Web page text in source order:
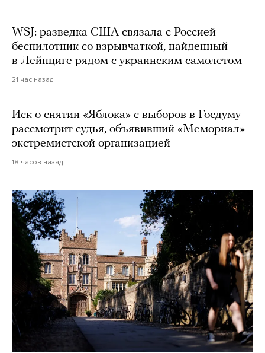
WSJ: разведка США связала с Россией
беспилотник со взрывчаткой, найденный
в Лейпциге рядом с украинским самолетом
21 час назад
Иск о снятии «Яблока» с выборов в Госдуму
рассмотрит судья, объявивший «Мемориал»
экстремистской организацией
18 часов назад